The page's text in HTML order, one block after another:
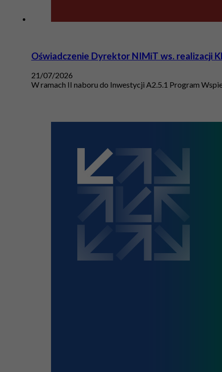
Oświadczenie Dyrektor NIMiT ws. realizacji
21/07/2026
W ramach II naboru do Inwestycji A2.5.1 Program